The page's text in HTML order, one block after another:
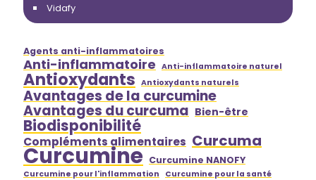
Vidafy
Agents anti-inflammatoires
Anti-inflammatoire Anti-inflammatoire naturel
Antioxydants Antioxydants naturels
Avantages de la curcumine
Avantages du curcuma Bien-être
Biodisponibilité
Compléments alimentaires Curcuma
Curcumine Curcumine NANOFY
Curcumine pour l'inflammation Curcumine pour la santé